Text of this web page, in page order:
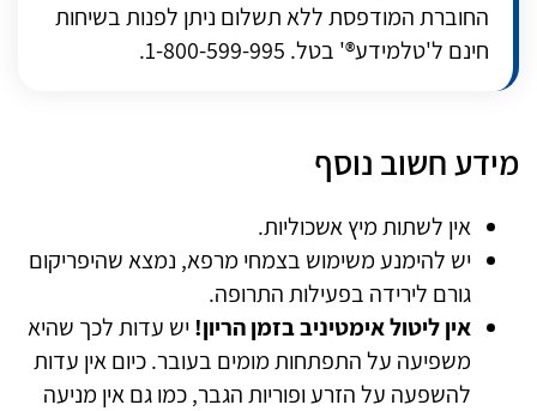
החוברת המודפסת ללא תשלום ניתן לפנות בשיחות
חינם ל'טלמידע®' בטל. 1-800-599-995.
מידע חשוב נוסף
אין לשתות מיץ אשכוליות.
יש להימנע משימוש בצמחי מרפא, נמצא שהיפריקום
גורם לירידה בפעילות התרופה.
אין ליטול אימטיניב בזמן הריון!יש עדות לכך שהיא
משפיעה על התפתחות מומים בעובר. כיום אין עדות
להשפעה על הזרע ופוריות הגבר, כמו גם אין מניעה